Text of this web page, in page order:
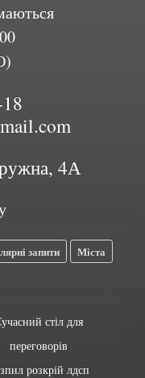
4А
запити
Міста
стіл для
переговорів
розкрій лдсп